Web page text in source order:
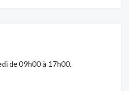
de 09h00 à 17h00.